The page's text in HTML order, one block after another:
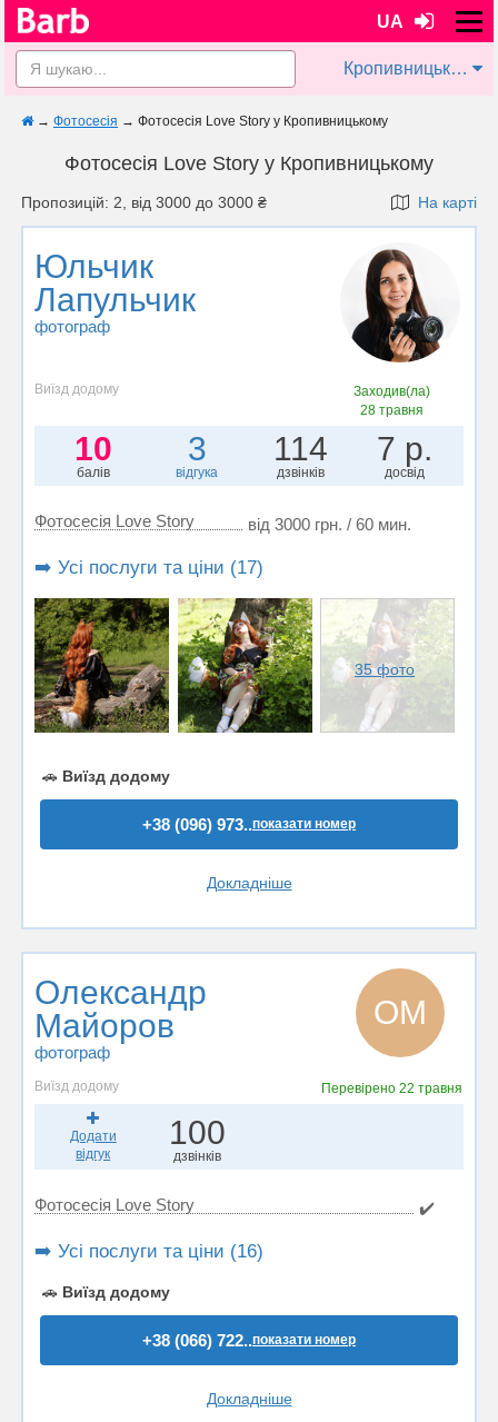
UA
Кропивницький
→ Фотосесія → Фотосесія Love Story у Кропивницькому
Фотосесія Love Story у Кропивницькому
Пропозицій: 2, від 3000 до 3000 ₴ На карті
Юльчик
Лапульчик
фотограф
Виїзд додому
Заходив(ла)
28 травня
10
балів
3
відгука
114
дзвінків
7 р.
досвід
Фотосесія Love Story від 3000 грн. / 60 мин.
➡️ Усі послуги та ціни (17)
35 фото
🚗 Виїзд додому
+38 (096) 973..показати номер
Докладніше
Олександр
Майоров
фотограф
ОМ
Виїзд додому Перевірено22 травня
Додати
відгук
100
дзвінків
Фотосесія Love Story ✔️
➡️ Усі послуги та ціни (16)
🚗 Виїзд додому
+38 (066) 722..показати номер
Докладніше